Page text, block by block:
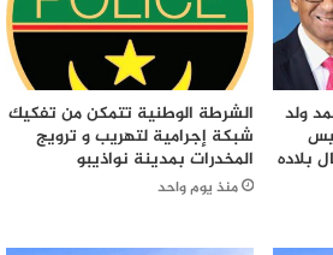
ولد
بلاده
الشرطة الوطنية تتمكن من تفكيك
شبكة إجرامية لتهريب و ترويج
المخدرات بمدينة نواذيبو
منذ يوم واحد